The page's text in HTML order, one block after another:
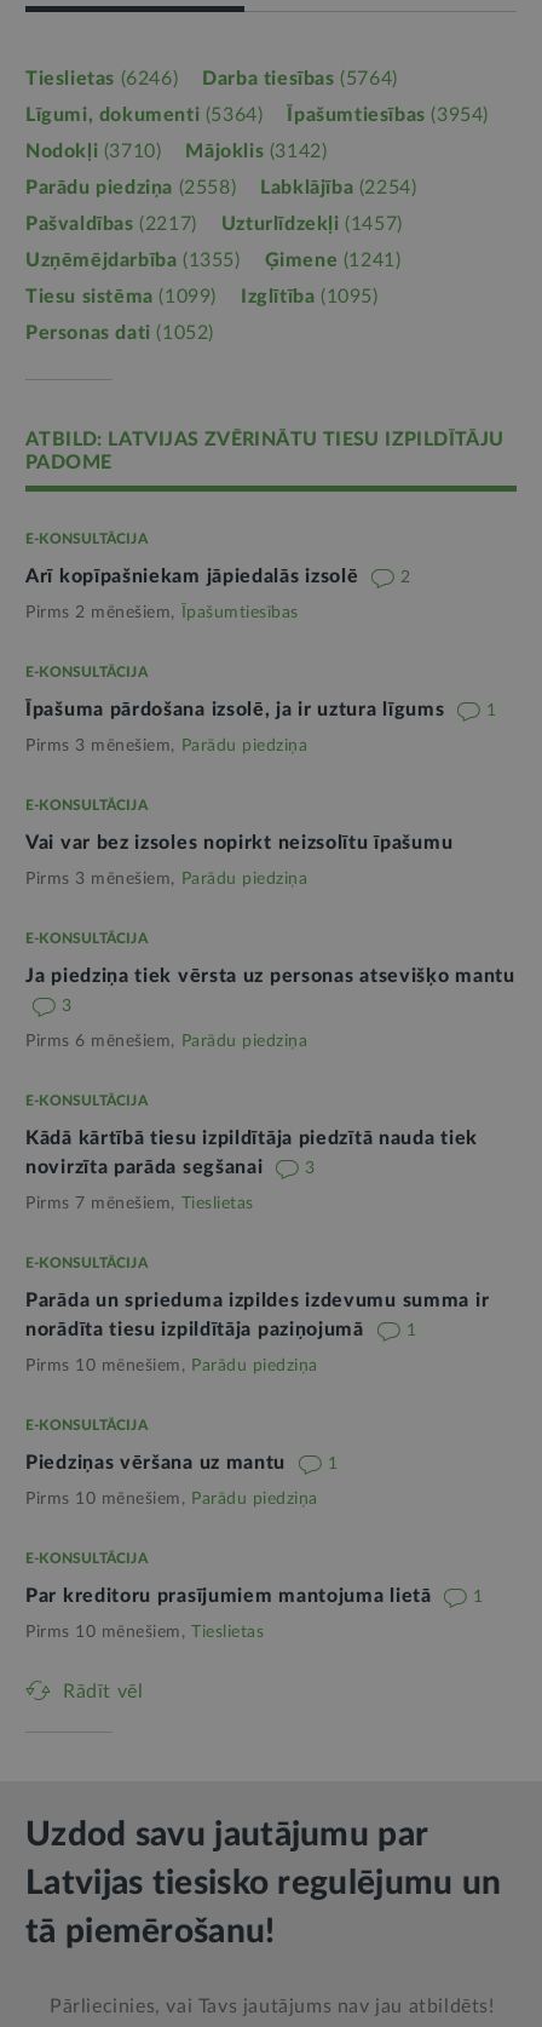
Tieslietas (6246) Darba tiesības (5764)
Līgumi, dokumenti (5364) Īpašumtiesības (3954)
Nodokļi (3710) Mājoklis (3142)
Parādu piedziņa (2558) Labklājība (2254)
Pašvaldības (2217) Uzturlīdzekļi (1457)
Uzņēmējdarbība (1355) Ģimene (1241)
Tiesu sistēma (1099) Izglītība (1095)
Personas dati (1052)
ATBILD: LATVIJAS ZVĒRINĀTU TIESU IZPILDĪTĀJU
PADOME
E-KONSULTĀCIJA
Arī kopīpašniekam jāpiedalās izsolē 2
Pirms 2 mēnešiem, Īpašumtiesības
E-KONSULTĀCIJA
Īpašuma pārdošana izsolē, ja ir uztura līgums 1
Pirms 3 mēnešiem, Parādu piedziņa
E-KONSULTĀCIJA
Vai var bez izsoles nopirkt neizsolītu īpašumu
Pirms 3 mēnešiem, Parādu piedziņa
E-KONSULTĀCIJA
Ja piedziņa tiek vērsta uz personas atsevišķo mantu
3
Pirms 6 mēnešiem, Parādu piedziņa
E-KONSULTĀCIJA
Kādā kārtībā tiesu izpildītāja piedzītā nauda tiek
novirzīta parāda segšanai
3
Pirms 7 mēnešiem, Tieslietas
E-KONSULTĀCIJA
Parāda un sprieduma izpildes izdevumu summa ir
norādīta tiesu izpildītāja paziņojumā
1
Pirms 10 mēnešiem, Parādu piedziņa
E-KONSULTĀCIJA
Piedziņas vēršana uz mantu 1
Pirms 10 mēnešiem, Parādu piedziņa
E-KONSULTĀCIJA
Par kreditoru prasījumiem mantojuma lietā 1
Pirms 10 mēnešiem, Tieslietas
Rādīt vēl
Uzdod savu jautājumu par
Latvijas tiesisko regulējumu un
tā piemērošanu!
Pārliecinies, vai Tavs jautājums nav jau atbildēts!